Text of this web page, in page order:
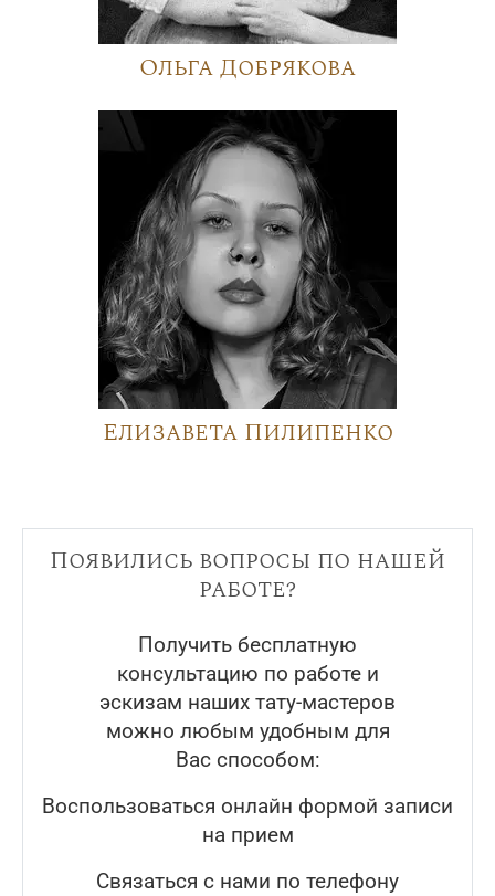
Ольга Добрякова
Елизавета Пилипенко
Появились вопросы по нашей
работе?
Получить бесплатную
консультацию по работе и
эскизам наших тату-мастеров
можно любым удобным для
Вас способом:
Воспользоваться онлайн формой записи
на прием
Связаться с нами по телефону